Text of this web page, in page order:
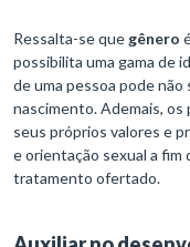
Ressalta-se que gênero
possibilita uma gama de
de uma pessoa pode
nascimento. Ademais,
seus próprios valores e
e orientação sexual a fim
tratamento ofertado.